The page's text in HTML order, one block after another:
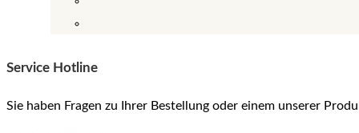
weist
Varianten
Service Hotline
Sie haben Fragen zu Ihrer Bestellung oder einem unserer